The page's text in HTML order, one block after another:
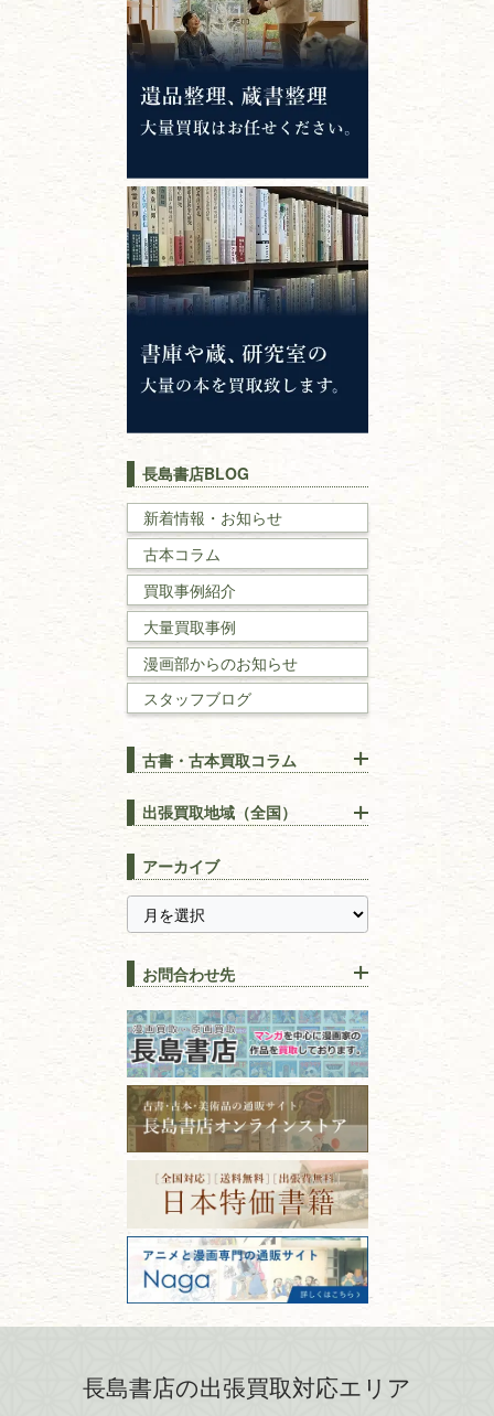
錦絵・浮世絵・版画・刷り物
専門書・ 学術書
哲学書・思想書
心理学・倫理学
仏教書
神道・神社仏閣
イスラム教
キリスト教
歴史書
戦記・戦史
国文学・
理工書
数学書・物理学書
建築書
漢方・鍼灸・東洋医学
易学・占い
スピリチュアル・
全集・
趣味・教養
書道
拓本・法帖・碑帖
篆刻・印譜
書道具
美術書・アート本・
デザイン本
カメラ・撮影術
版画・リトグラフ・
刀剣・鎧・甲冑
長島書店BLOG
新着情報・お知らせ
古本コラム
買取事例紹介
大量買取事例
漫画部からのお知らせ
スタッフブログ
古書・古本買取コラム
りOK！効率的に売る方法
長島書店の便利な買取サービ
ス
【持ち込み買取】店頭で簡単
に古本を売るメリットとは？
上手な売り方のコツを解説
因！適切な管理で長持ちさせ
るコツ
古本は汚れていると買取でき
ない？適切な保管方法とクリ
ーニング！
ISBNコードとは？書籍の識別
番号の意味と役割を解説
価値ある古書を売るポイント
と注意点
出張買取地域（全国）
埼玉県
千葉県
神奈川県
静岡県
山梨県
新潟県
長野県
愛知県
石川県
福井県
福島県
富山県
青森県
岩手県
宮城県
秋田県
山形県
岐阜県
三重県
滋賀県
京都府
大阪府
兵庫県
奈良県
島根県
岡山県
アーカイブ
お問合わせ先
古本買取専門店 長島書店
〒101-0051
東京都千代田区神田神保町2-5-1
フリーダイヤル：0120-414-548
電話：03-3512-8115
FAX：03-3512-8116
古物商許可：東京都公安委員会 第
301028901712号
古物商名称：有限会社長島書店
長島書店の出張買取対応エリア